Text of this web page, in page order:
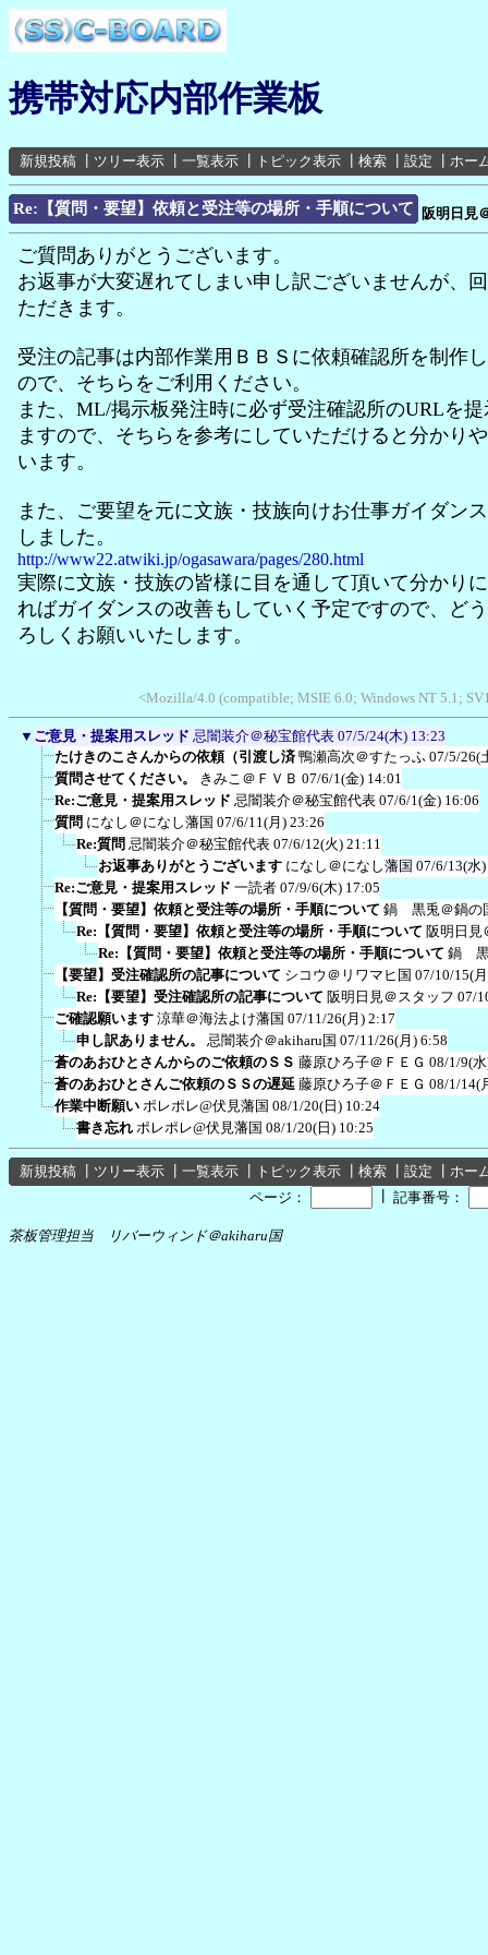
携帯対応内部作業板
新規投稿 ツリー表示 一覧表示 トピック表示 検索 設定 ホー
Re:【質問・要望】依頼と受注等の場所・手順について 阪明日見
ご質問ありがとうございます。
お返事が大変遅れてしまい申し訳ございませんが、
ただきます。
受注の記事は内部作業用ＢＢＳに依頼確認所を制作
ので、そちらをご利用ください。
また、ML/掲示板発注時に必ず受注確認所のURLを
ますので、そちらを参考にしていただけると分かり
います。
また、ご要望を元に文族・技族向けお仕事ガイダン
しました。
http://www22.atwiki.jp/ogasawara/pages/280.html
実際に文族・技族の皆様に目を通して頂いて分かり
ればガイダンスの改善もしていく予定ですので、ど
ろしくお願いいたします。
<Mozilla/4.0 (compatible; MSIE 6.0; Windows NT 5.1;
▼ ご意見・提案用スレッド 忌闇装介＠秘宝館代表 07/5/24(木) 13:23
たけきのこさんからの依頼（引渡し済 鴨瀬高次＠すたっふ 07/5/26(
質問させてください。
きみこ＠ＦＶＢ 07/6/1(金) 14:01
Re:ご意見・提案用スレッド 忌闇装介＠秘宝館代表 07/6/1(金) 16:06
質問 になし＠になし藩国 07/6/11(月) 23:26
Re:質問 忌闇装介＠秘宝館代表 07/6/12(火) 21:11
お返事ありがとうございます になし＠になし藩国 07/6/13(水
Re:ご意見・提案用スレッド 一読者 07/9/6(木) 17:05
【質問・要望】依頼と受注等の場所・手順について 鍋 黒兎＠鍋の
Re:【質問・要望】依頼と受注等の場所・手順について 阪明日見
Re:【質問・要望】依頼と受注等の場所・手順について 鍋 黒
【要望】受注確認所の記事について シコウ＠リワマヒ国 07/10/15(
Re:【要望】受注確認所の記事について 阪明日見＠スタッフ 07/
ご確認願います 涼華＠海法よけ藩国 07/11/26(月) 2:17
申し訳ありません。
忌闇装介＠akiharu国 07/11/26(月) 6:58
蒼のあおひとさんからのご依頼のＳＳ 藤原ひろ子＠ＦＥＧ 08/1/9(
蒼のあおひとさんご依頼のＳＳの遅延 藤原ひろ子＠ＦＥＧ 08/1/14(
作業中断願い ポレポレ@伏見藩国 08/1/20(日) 10:24
書き忘れ ポレポレ@伏見藩国 08/1/20(日) 10:25
新規投稿 ツリー表示 一覧表示 トピック表示 検索 設定
ホー
ページ：
記事番号：
茶板管理担当 リバーウィンド＠akiharu国